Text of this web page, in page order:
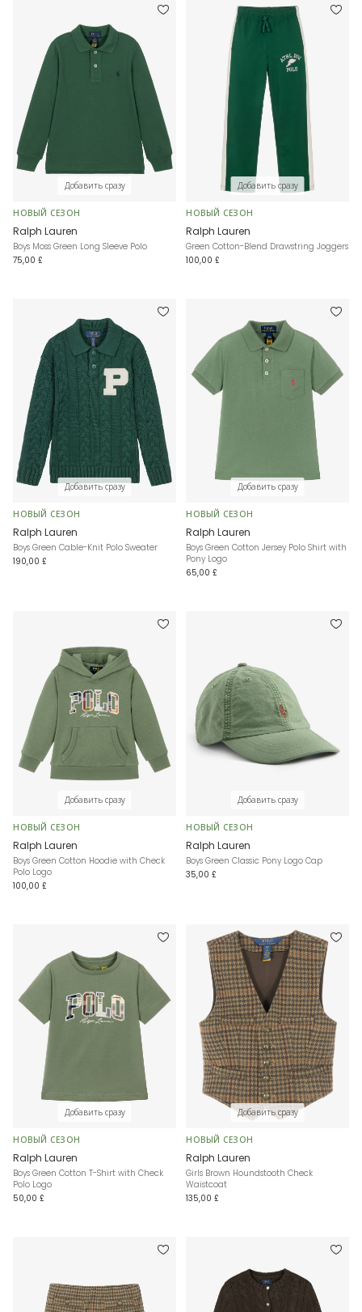
Добавить сразу
НОВЫЙ СЕЗОН
Ralph Lauren
Boys Moss Green Long Sleeve Polo
75,00 £
Добавить сразу
НОВЫЙ СЕЗОН
Ralph Lauren
Green Cotton-Blend Drawstring Joggers
100,00 £
Добавить сразу
НОВЫЙ СЕЗОН
Ralph Lauren
Boys Green Cable-Knit Polo Sweater
190,00 £
Добавить сразу
НОВЫЙ СЕЗОН
Ralph Lauren
Boys Green Cotton Jersey Polo Shirt with
Pony Logo
65,00 £
Добавить сразу
НОВЫЙ СЕЗОН
Ralph Lauren
Boys Green Cotton Hoodie with Check
Polo Logo
100,00 £
Добавить сразу
НОВЫЙ СЕЗОН
Ralph Lauren
Boys Green Classic Pony Logo Cap
35,00 £
Добавить сразу
НОВЫЙ СЕЗОН
Ralph Lauren
Boys Green Cotton T-Shirt with Check
Polo Logo
50,00 £
Добавить сразу
НОВЫЙ СЕЗОН
Ralph Lauren
Girls Brown Houndstooth Check
Waistcoat
135,00 £